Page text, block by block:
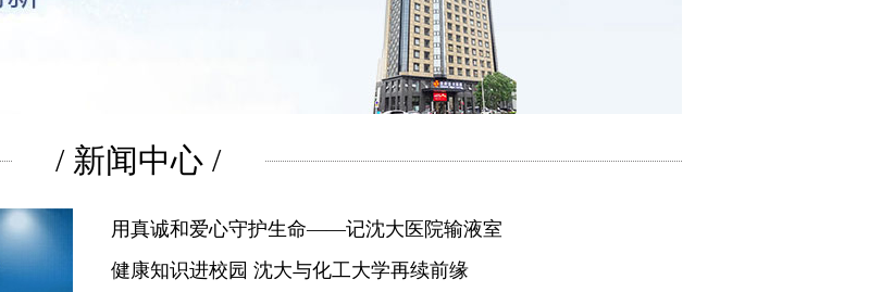
/ 新闻中心 /
用真诚和爱心守护生命——记沈大医院输液室
健康知识进校园 沈大与化工大学再续前缘